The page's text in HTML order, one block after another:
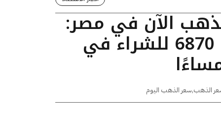
الآن في مصر:
عيار 24 يسجل 6870 للشراء في
الذهب,سعر الذهب اليوم